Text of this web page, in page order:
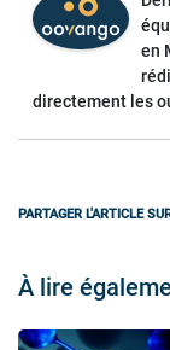
en
directement les
PARTAGER L'ARTICLE
À lire